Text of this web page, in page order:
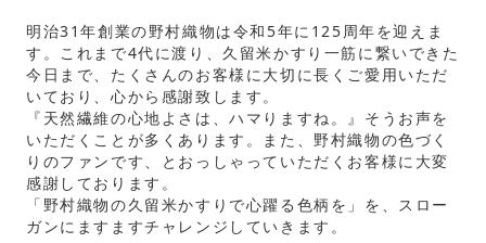
明治31年創業の野村織物は令和5年に125周年を迎えま
す。これまで4代に渡り、久留米かすり一筋に繋いできた
今日まで、たくさんのお客様に大切に長くご愛用いただ
いており、心から感謝致します。
『天然繊維の心地よさは、ハマりますね。』そうお声を
いただくことが多くあります。また、野村織物の色づく
りのファンです、とおっしゃっていただくお客様に大変
感謝しております。
「野村織物の久留米かすりで心躍る色柄を」を、スロー
ガンにますますチャレンジしていきます。